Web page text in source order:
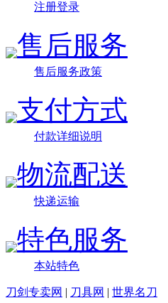
注册登录
售后服务
售后服务政策
支付方式
付款详细说明
物流配送
快递运输
特色服务
本站特色
刀剑专卖网 | 刀具网 | 世界名刀